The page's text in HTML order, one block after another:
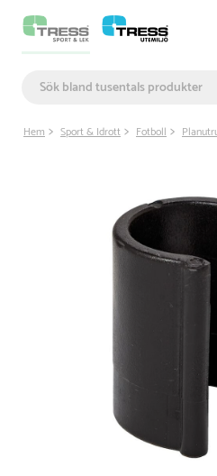
Hem Sport & Idrott Fotboll